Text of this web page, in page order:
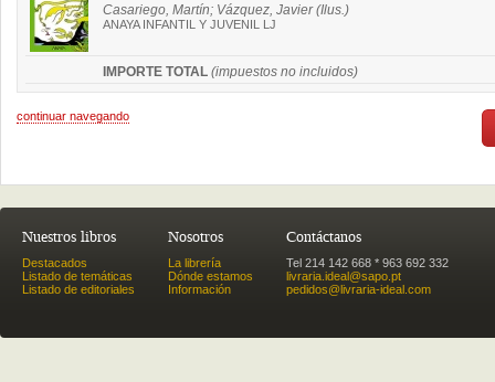
Casariego, Martín; Vázquez, Javier (Ilus.)
ANAYA INFANTIL Y JUVENIL LJ
IMPORTE TOTAL (impuestos no incluidos)
continuar navegando
Nuestros libros
Destacados
Listado de temáticas
Listado de editoriales
Nosotros
La librería
Dónde estamos
Información
Contáctanos
Tel 214 142 668 * 963 692 332
livraria.ideal@sapo.pt
pedidos@livraria-ideal.com